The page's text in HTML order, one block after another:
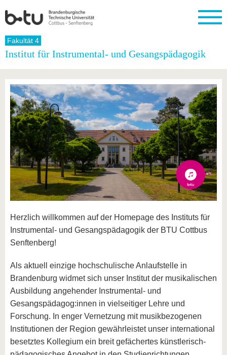
Startseite
Struktur
Karriere
Engagement
Partnerschaften
Strukturwandel
Forschung
Forschungsprofil
Förderung
Wissenschaftlicher
Nachwuchs
Vor dem
Studium
Im
Studium
Nach
dem
Studium
Profil
Aus dem
Ausland
an die
BTU
Mit der
BTU ins
Ausland
internationale
Kontakt
Wissenschaftliche
Weiterbildung
Kontakt
Fachkräfte
Wirtschafts-
und
Gründen
an der
BTU
Innovative
Transferprojekte
Lernen
kennen
Werte
Familie &
Dual
Career
Sport &
BTU &
Region
erleben
Fakultät 4
Institut für Instrumental- und Gesangspädagogik
Herzlich willkommen auf der Homepage des Instituts für
Instrumental- und Gesangspädagogik der BTU Cottbus
Senftenberg!
Als aktuell einzige hochschulische Anlaufstelle in
Brandenburg widmet sich unser Institut der musikalischen
Ausbildung angehender Instrumental- und
Gesangspädagog:innen in vielseitiger Lehre und
Forschung. In enger Vernetzung mit musikbezogenen
Institutionen der Region gewährleistet unser international
besetztes Kollegium ein breit gefächertes künstlerisch-